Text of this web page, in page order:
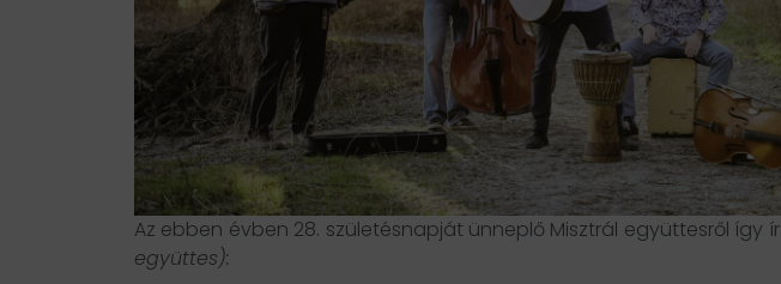
Az ebben évben 28. születésnapját ünneplő Misztrál együttesről így ír
együttes):